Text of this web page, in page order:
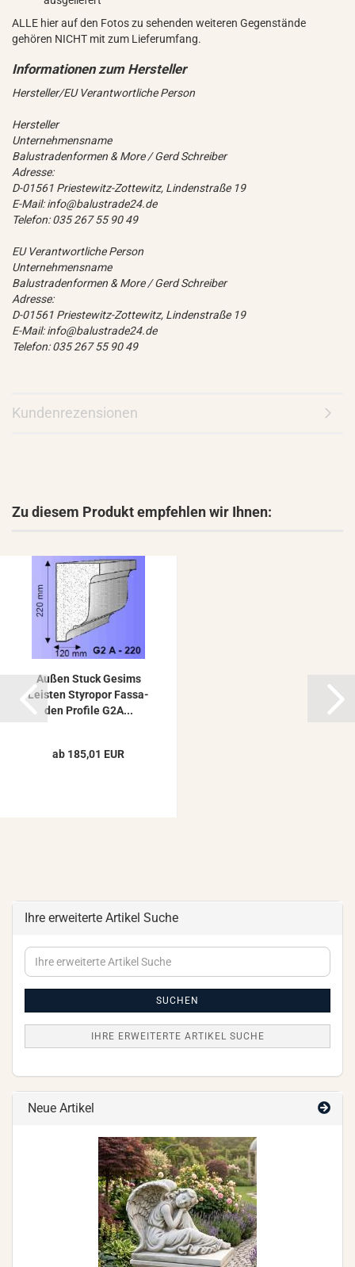
ALLE hier auf den Fotos zu sehenden weiteren Gegenstände
gehören NICHT mit zum Lieferumfang.
Hersteller/EU Verantwortliche Person
Hersteller
Unternehmensname
Balustradenformen & More / Gerd Schreiber
Adresse:
D-01561 Priestewitz-Zottewitz, Lindenstraße 19
E-Mail: info@balustrade24.de
Telefon: 035 267 55 90 49
EU Verantwortliche Person
Unternehmensname
Balustradenformen & More / Gerd Schreiber
Adresse:
D-01561 Priestewitz-Zottewitz, Lindenstraße 19
E-Mail: info@balustrade24.de
Telefon: 035 267 55 90 49
Kundenrezensionen
Zu diesem Produkt empfehlen wir Ihnen:
Außen Stuck Ge­sims
Leis­ten Sty­ro­por Fas­sa­
den Pro­fi­le G2A...
ab 185,01 EUR
Ihre erweiterte Artikel Suche
Ihre
erweiterte
SUCHEN
IHRE ERWEITERTE ARTIKEL SUCHE
Neue Artikel